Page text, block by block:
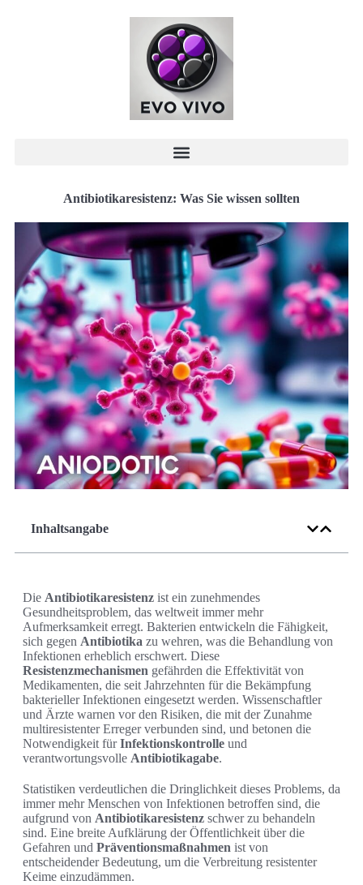
Antibiotikaresistenz: Was Sie wissen sollten
Inhaltsangabe
Die Antibiotikaresistenz ist ein zunehmendes
Gesundheitsproblem, das weltweit immer mehr
Aufmerksamkeit erregt. Bakterien entwickeln die Fähigkeit,
sich gegen Antibiotika zu wehren, was die Behandlung von
Infektionen erheblich erschwert. Diese
Resistenzmechanismen gefährden die Effektivität von
Medikamenten, die seit Jahrzehnten für die Bekämpfung
bakterieller Infektionen eingesetzt werden. Wissenschaftler
und Ärzte warnen vor den Risiken, die mit der Zunahme
multiresistenter Erreger verbunden sind, und betonen die
Notwendigkeit fürInfektionskontrolle und
verantwortungsvolle Antibiotikagabe.
Statistiken verdeutlichen die Dringlichkeit dieses Problems, da
immer mehr Menschen von Infektionen betroffen sind, die
aufgrund von Antibiotikaresistenz schwer zu behandeln
sind. Eine breite Aufklärung der Öffentlichkeit über die
Gefahren und Präventionsmaßnahmen ist von
entscheidender Bedeutung, um die Verbreitung resistenter
Keime einzudämmen.